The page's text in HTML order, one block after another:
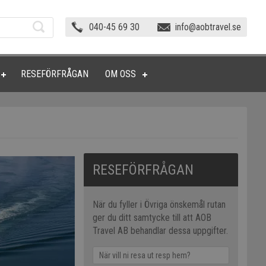
040-45 69 30 info@aobtravel.se
RESEFÖRFRÅGAN OM OSS
RESEFÖRFRÅGAN
När du fyller i Övriga önskemål rutan
ger du ditt samtycke till att AOB
Travel AB behandlar dessa uppgifter.